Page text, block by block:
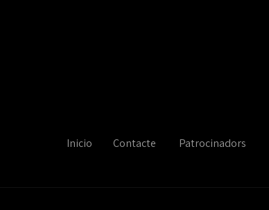
Inicio Contacte Patrocinadors